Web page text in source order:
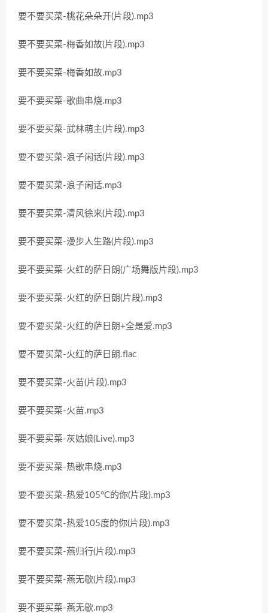
要不要买菜-桃花朵朵开(片段).mp3
要不要买菜-梅香如故(片段).mp3
要不要买菜-梅香如故.mp3
要不要买菜-歌曲串烧.mp3
要不要买菜-武林萌主(片段).mp3
要不要买菜-浪子闲话(片段).mp3
要不要买菜-浪子闲话.mp3
要不要买菜-清风徐来(片段).mp3
要不要买菜-漫步人生路(片段).mp3
要不要买菜-火红的萨日朗(广场舞版片段).mp3
要不要买菜-火红的萨日朗(片段).mp3
要不要买菜-火红的萨日朗+全是爱.mp3
要不要买菜-火红的萨日朗.flac
要不要买菜-火苗(片段).mp3
要不要买菜-火苗.mp3
要不要买菜-灰姑娘(Live).mp3
要不要买菜-热歌串烧.mp3
要不要买菜-热爱105°C的你(片段).mp3
要不要买菜-热爱105度的你(片段).mp3
要不要买菜-燕归行(片段).mp3
要不要买菜-燕无歇(片段).mp3
要不要买菜-燕无歇.mp3